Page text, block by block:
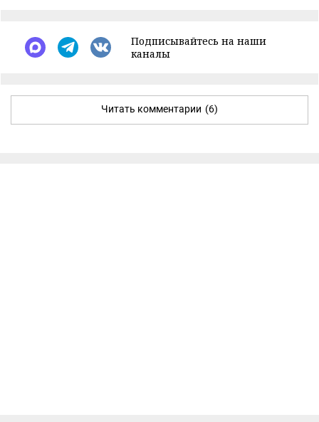
Подписывайтесь на наши
каналы
Читать комментарии (6)